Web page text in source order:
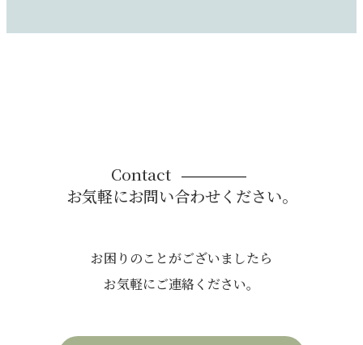
Contact
お気軽にお問い合わせください。
お困りのことがございましたら
お気軽にご連絡ください。